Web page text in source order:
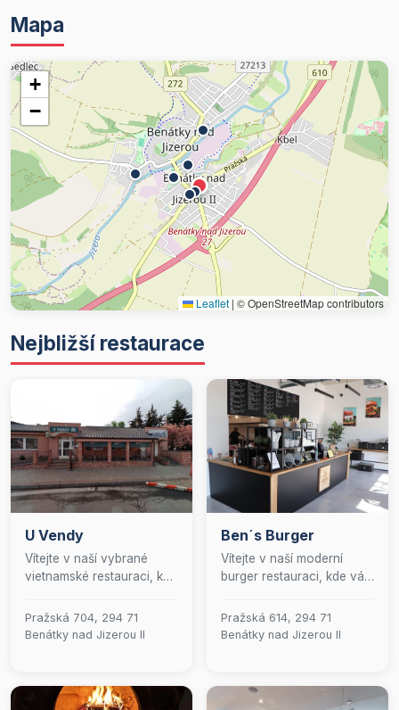
Mapa
+
−
Leaflet | © OpenStreetMap contributors
Nejbližší restaurace
U Vendy
Vítejte v naší vybrané
vietnamské restauraci, kde
elegancí. Naše nabídka
čepovaných piv zahrnuje
Staropramen, Pilsner
Urquell a Kozel. Přijďte si
Pražská 704, 294 71
Benátky nad Jizerou II
Ben´s Burger
Vítejte v naší moderní
burger restauraci, kde vás
zážitek. Naše menu nabízí
nejen šťavnaté burgery,
přílohy a výběr chutných
dipů. K dokonalému jídlu
Pražská 614, 294 71
Benátky nad Jizerou II